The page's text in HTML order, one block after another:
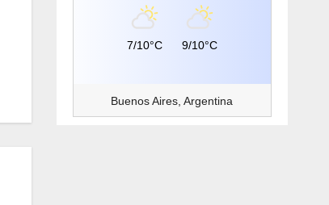
7/10°C 9/10°C
Buenos Aires, Argentina